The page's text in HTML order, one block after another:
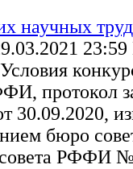
научных
23:59
протокол
30.09.2020,
бюро
совета РФФИ